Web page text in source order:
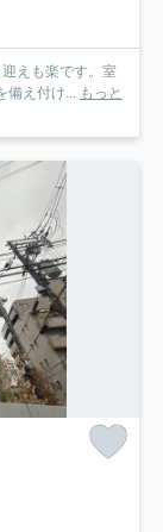
えも楽です。室
備え付け... もっと